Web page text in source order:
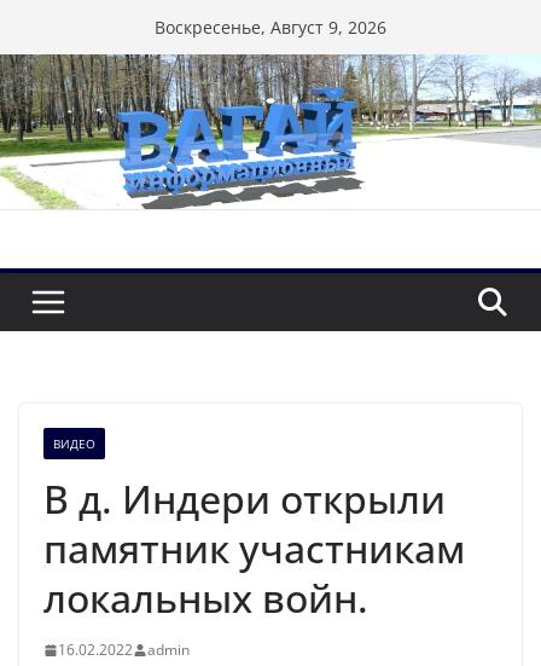
к
содержимому
Воскресенье, Август 9, 2026
ВИДЕО
В д. Индери открыли
памятник участникам
локальных войн.
16.02.2022 admin